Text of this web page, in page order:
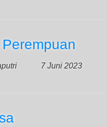
7 Juni 2023